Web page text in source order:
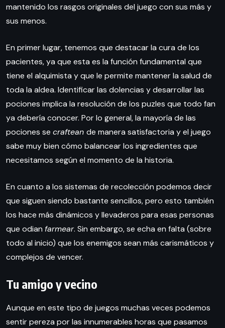
mantenido los rasgos originales del juego con sus más y
sus menos.
En primer lugar, tenemos que destacar la cura de los
pacientes, ya que esta es la función fundamental que
tiene el alquimista y que le permite mantener la salud de
toda la aldea. Identificar las dolencias y desarrollar las
pociones implica la resolución de los puzles que todo fan
ya debería conocer. Por lo general, la mayoría de las
pociones se craftean de manera satisfactoria y el juego
sabe muy bien cómo balancear los ingredientes que
necesitamos según el momento de la historia.
En cuanto a los sistemas de recolección podemos decir
que siguen siendo bastante sencillos, pero esto también
los hace más dinámicos y llevaderos para esas personas
que odian farmear. Sin embargo, se echa en falta (sobre
todo al inicio) que los enemigos sean más carismáticos y
complejos de vencer.
Tu amigo y vecino
Aunque en este tipo de juegos muchas veces podemos
sentir pereza por las innumerables horas que pasamos